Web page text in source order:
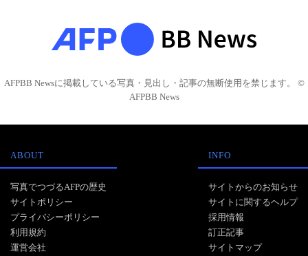
AFPBB Newsに掲載している写真・見出し・記事の無断使用を禁じます。 ©
AFPBB News
ABOUT
写真でつづるAFPの歴史
サイトポリシー
プライバシーポリシー
利用規約
運営会社
INFO
サイトからのお知らせ
サイトに関するヘルプ
採用情報
訂正記事
サイトマップ